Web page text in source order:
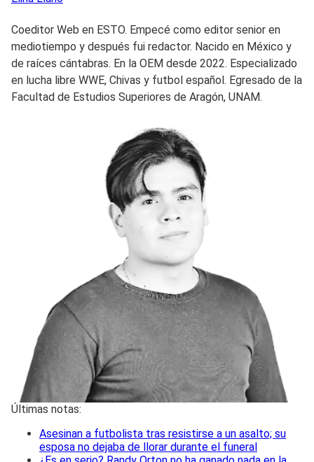
Coeditor Web en ESTO. Empecé como editor senior en
mediotiempo y después fui redactor. Nacido en México y
de raíces cántabras. En la OEM desde 2022. Especializado
en lucha libre WWE, Chivas y futbol español. Egresado de la
Facultad de Estudios Superiores de Aragón, UNAM.
Últimas notas:
Asesinan a futbolista tras resistirse a un asalto; su
esposa no dejaba de llorar durante el funeral